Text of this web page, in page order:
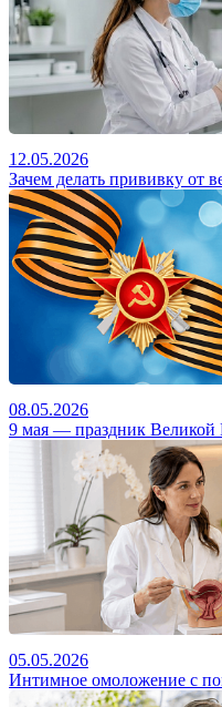
12.05.2026
Зачем делать прививку от
08.05.2026
9 мая — праздник Великой
05.05.2026
Интимное омоложение с